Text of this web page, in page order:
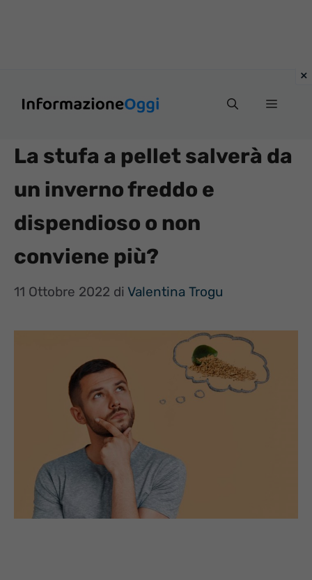
Menu
La stufa a pellet salverà da
un inverno freddo e
dispendioso o non
conviene più?
11 Ottobre 2022 di Valentina Trogu